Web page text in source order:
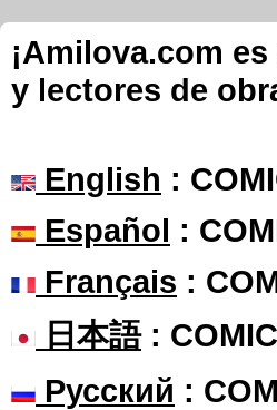
¡Amilova.com
y lectores de
English :
Español :
Français :
日本語:
Русский :